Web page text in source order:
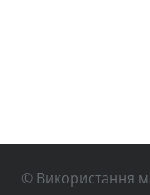
© Використання